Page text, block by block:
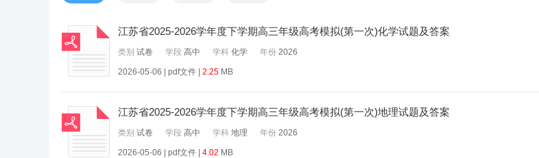
江苏省2025-2026学年度下学期高三年级高考模拟(第一次)化学试题及答案
类别 试卷 学段 高中 学科 化学 年份 2026
2026-05-06 | pdf文件 | 2.25 MB
江苏省2025-2026学年度下学期高三年级高考模拟(第一次)地理试题及答案
类别 试卷 学段 高中 学科 地理 年份 2026
2026-05-06 | pdf文件 | 4.02 MB